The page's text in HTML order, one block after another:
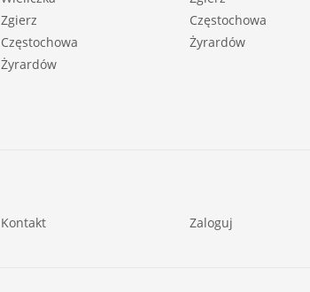
Zgierz
Częstochowa
Żyrardów
Częstochowa
Żyrardów
Kontakt Zaloguj